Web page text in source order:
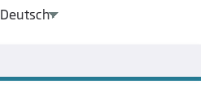
Deutsch